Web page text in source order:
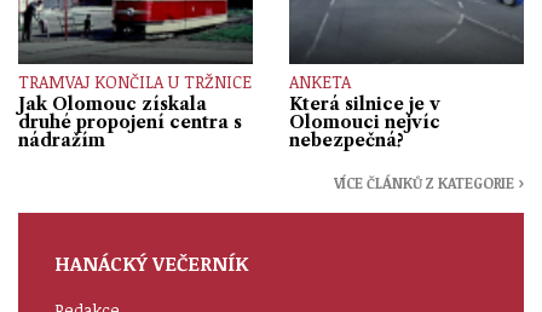
TRAMVAJ KONČILA U TRŽNICE
Jak Olomouc získala
druhé propojení centra s
nádražím
ANKETA
Která silnice je v
Olomouci nejvíc
nebezpečná?
VÍCE ČLÁNKŮ Z KATEGORIE ›
HANÁCKÝ VEČERNÍK